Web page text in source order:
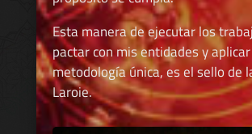
Esta manera de ejecutar los
pactar con mis entidades y
metodología única, es el sello de
Laroie.